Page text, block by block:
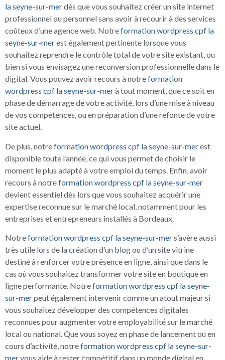
la seyne-sur-merdès que vous souhaitez créer un site internet
professionnel ou personnel sans avoir à recourir à des services
coûteux d’une agence web. Notreformation wordpress cpf la
seyne-sur-merest également pertinente lorsque vous
souhaitez reprendre le contrôle total de votre site existant, ou
bien si vous envisagez une reconversion professionnelle dans le
digital. Vous pouvez avoir recours à notreformation
wordpress cpf la seyne-sur-merà tout moment, que ce soit en
phase de démarrage de votre activité, lors d’une mise à niveau
de vos compétences, ou en préparation d’une refonte de votre
site actuel.
De plus, notreformation wordpress cpf la seyne-sur-merest
disponible toute l’année, ce qui vous permet de choisir le
moment le plus adapté à votre emploi du temps. Enfin, avoir
recours à notreformation wordpress cpf la seyne-sur-mer
devient essentiel dès lors que vous souhaitez acquérir une
expertise reconnue sur le marché local, notamment pour les
entreprises et entrepreneurs installés à Bordeaux.
Notreformation wordpress cpf la seyne-sur-mers’avère aussi
très utile lors de la création d’un blog ou d’un site vitrine
destiné à renforcer votre présence en ligne, ainsi que dans le
cas où vous souhaitez transformer votre site en boutique en
ligne performante. Notreformation wordpress cpf la seyne-
sur-merpeut également intervenir comme un atout majeur si
vous souhaitez développer des compétences digitales
reconnues pour augmenter votre employabilité sur le marché
local ou national. Que vous soyez en phase de lancement ou en
cours d’activité, notreformation wordpress cpf la seyne-sur-
mervous aide à rester compétitif dans un monde digital en